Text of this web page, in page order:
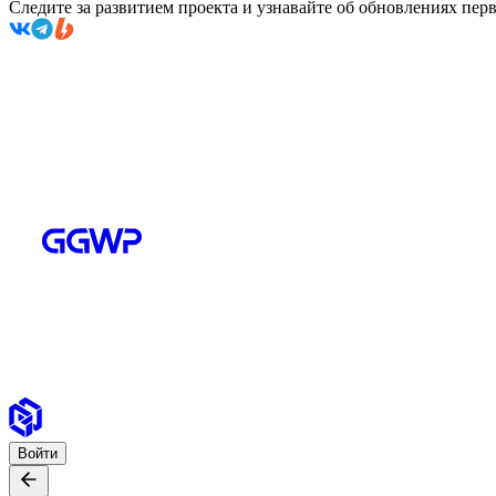
Следите за развитием проекта и узнавайте об обновлениях
Войти